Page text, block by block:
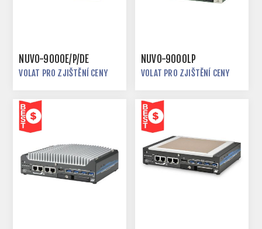
NUVO-9000E/P/DE
VOLAT PRO ZJIŠTĚNÍ CENY
NUVO-9000LP
VOLAT PRO ZJIŠTĚNÍ CENY